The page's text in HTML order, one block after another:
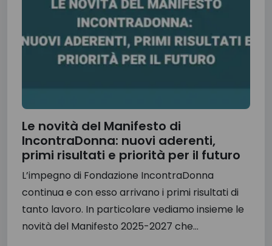
Le novità del Manifesto di
IncontraDonna: nuovi aderenti,
primi risultati e priorità per il futuro
L’impegno di Fondazione IncontraDonna
continua e con esso arrivano i primi risultati di
tanto lavoro. In particolare vediamo insieme le
novità del Manifesto 2025-2027 che...